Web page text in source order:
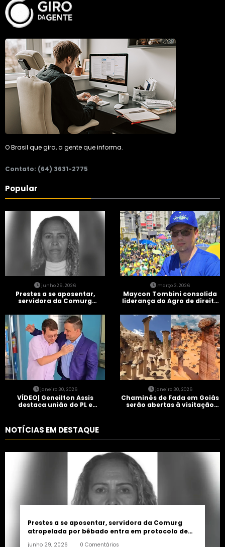
O Brasil que gira, a gente que informa.
Contato: (64) 3631-2775
Popular
junho 29, 2026
Prestes a se aposentar,
servidora da Comurg
entra em protocolo de
morte encefálica
março 3, 2026
Maycon Tombini consolida
liderança do Agro de direita
Brasil” em Goiânia
janeiro 30, 2026
VÍDEO| Geneilton Assis
destaca união do PL e
janeiro 30, 2026
Chaminés de Fada em Goiás
serão abertas à visitação
NOTÍCIAS EM DESTAQUE
Prestes a se aposentar, servidora da Comurg
atropelada por bêbado entra em protocolo de
junho 29, 2026 0 Comentários